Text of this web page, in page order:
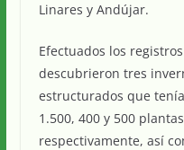
Linares y Andújar.
Efectuados los
descubrieron tres
estructurados que
1.500, 400 y 500
respectivamente, así